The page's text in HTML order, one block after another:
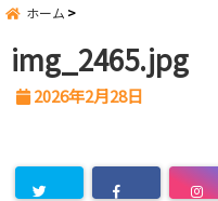
ホーム
img_2465.jpg
2026年2月28日